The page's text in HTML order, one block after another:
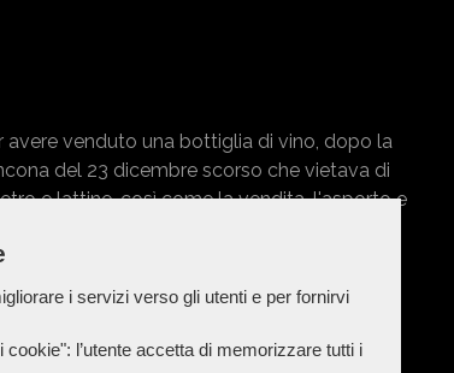
i servizi verso gli utenti e per fornirvi
l’utente accetta di memorizzare tutti i
venduto una bottiglia di vino, dopo la
del 23 dicembre scorso che vietava di
e lattine, così come la vendita, l'asporto e
alla lavorazione delle carni
dismessa, trasformata in giaciglio con
come anche le strutture murarie, erano